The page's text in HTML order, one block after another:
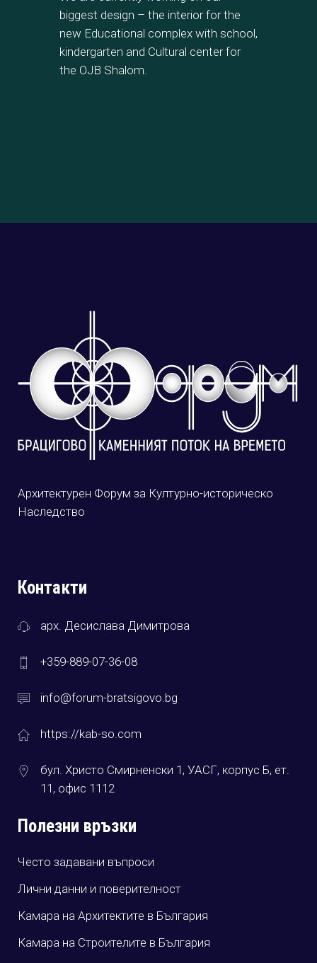
biggest design – the interior for the
new Educational complex with school,
kindergarten and Cultural center for
the OJB Shalom.
Архитектурен Форум за Културно-историческо
Наследство
Контакти
арх. Десислава Димитрова
+359-889-07-36-08
info@forum-bratsigovo.bg
https://kab-so.com
бул. Христо Смирненски 1, УАСГ, корпус Б, ет.
11, офис 1112
Полезни връзки
Често задавани въпроси
Лични данни и поверителност
Камара на Архитектите в България
Камара на Строителите в България